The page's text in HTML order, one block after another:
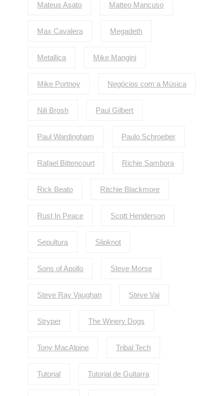
Mateus Asato Matteo Mancuso
Max Cavalera Megadeth
Metallica Mike Mangini
Mike Portnoy Negócios com a Música
Nili Brosh Paul Gilbert
Paul Wardingham Paulo Schroeber
Rafael Bittencourt Richie Sambora
Rick Beato Ritchie Blackmore
Rust In Peace Scott Henderson
Sepultura Slipknot
Sons of Apollo Steve Morse
Steve Ray Vaughan Steve Vai
Stryper The Winery Dogs
Tony MacAlpine Tribal Tech
Tutorial Tutorial de Guitarra